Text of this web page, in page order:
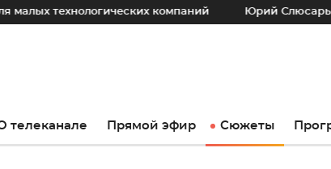
компаний Юрий Слюсарь: Наш
телеканале Прямой эфир Сюжеты